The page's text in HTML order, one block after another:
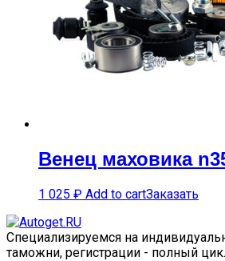
Венец маховика
1 025 ₽ Add to cartЗаказать
Специализируемся на
таможни, регистрации - полный